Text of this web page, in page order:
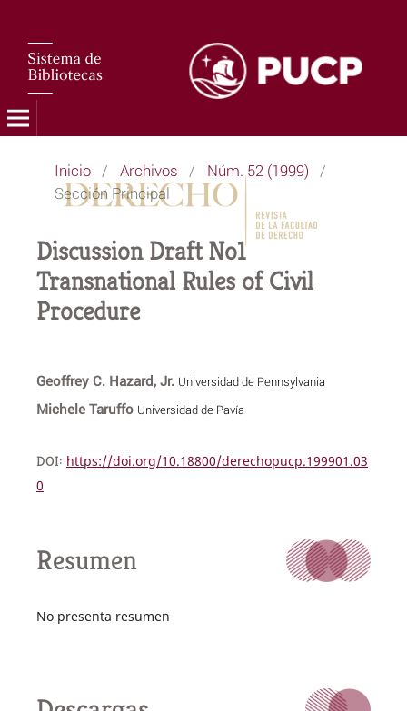
Inicio / Archivos / Núm. 52 (1999) /
Sección Principal
Discussion Draft No1
Transnational Rules of Civil
Procedure
Geoffrey C. Hazard, Jr. Universidad de Pennsylvania
Michele Taruffo Universidad de Pavía
DOI: https://doi.org/10.18800/derechopucp.199901.03
0
Resumen
No presenta resumen